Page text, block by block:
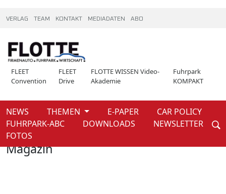
VERLAG TEAM KONTAKT MEDIADATEN ABO
FLEET
Convention
FLEET
Drive
FLOTTE WISSEN Video-
Akademie
Fuhrpark
KOMPAKT
NEWS THEMEN E-PAPER
CAR POLICY
FUHRPARK-ABC
DOWNLOADS
NEWSLETTER
FOTOS
Weiter
Home
Magazin